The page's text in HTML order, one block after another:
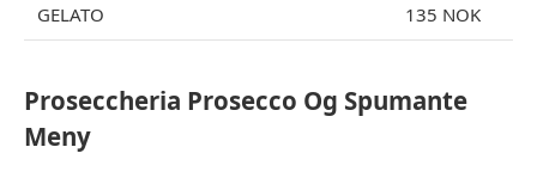
GELATO 135 NOK
Proseccheria Prosecco Og Spumante
Meny